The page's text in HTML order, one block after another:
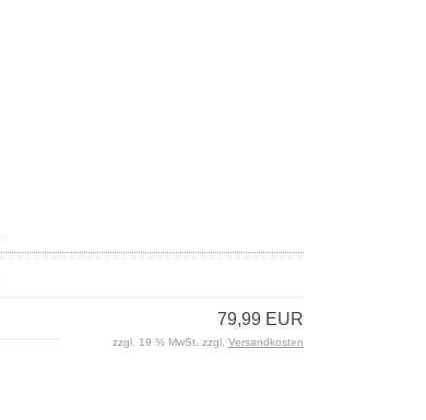
79,99 EUR
zzgl. 19 % MwSt. zzgl. Versandkosten